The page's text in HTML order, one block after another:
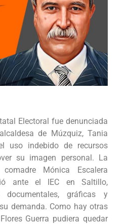
Electoral fue denunciada
de Múzquiz, Tania
uso indebido de recursos
su imagen personal. La
Mónica Escalera
ante el IEC en Saltillo,
documentales, gráficas y
demanda. Como hay otras
Guerra pudiera quedar